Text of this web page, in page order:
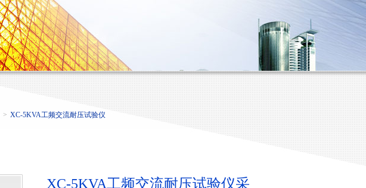
> XC-5KVA工频交流耐压试验仪
XC-5KVA工频交流耐压试验仪采